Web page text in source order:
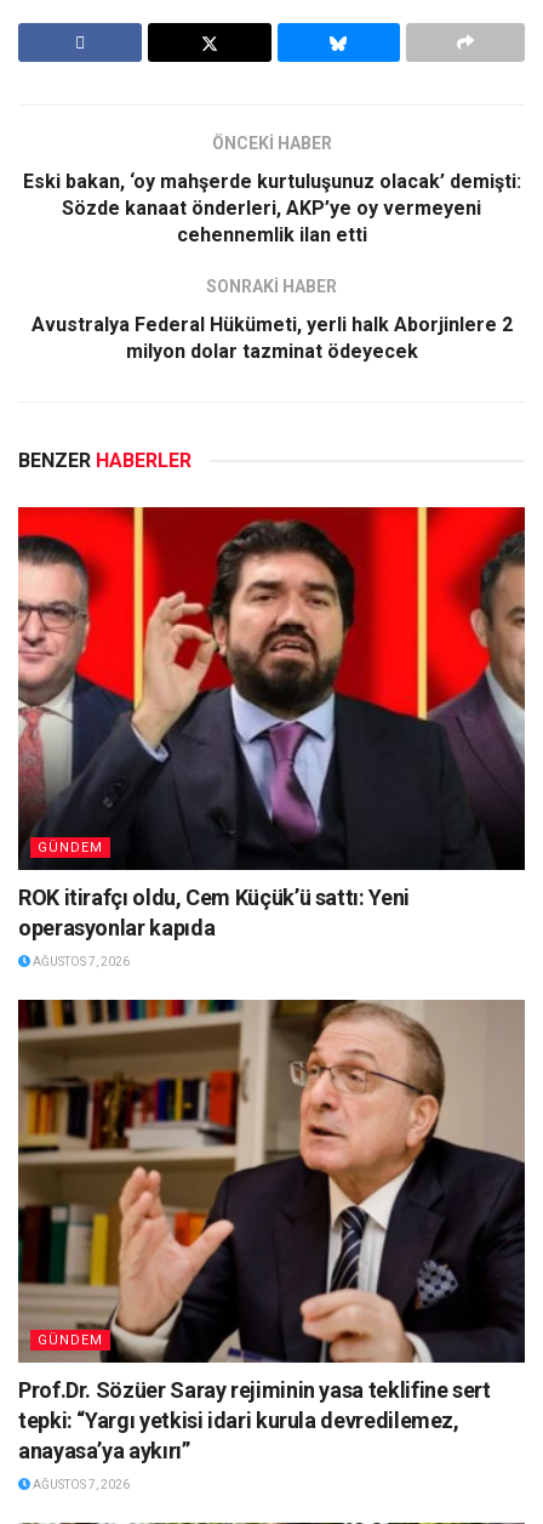
ÖNCEKİ HABER
Eski bakan, ‘oy mahşerde kurtuluşunuz olacak’ demişti:
Sözde kanaat önderleri, AKP’ye oy vermeyeni
cehennemlik ilan etti
SONRAKİ HABER
Avustralya Federal Hükümeti, yerli halk Aborjinlere 2
milyon dolar tazminat ödeyecek
BENZER HABERLER
GÜNDEM
ROK itirafçı oldu, Cem Küçük’ü sattı: Yeni
operasyonlar kapıda
AĞUSTOS 7, 2026
GÜNDEM
Prof.Dr. Sözüer Saray rejiminin yasa teklifine sert
tepki: “Yargı yetkisi idari kurula devredilemez,
anayasa’ya aykırı”
AĞUSTOS 7, 2026